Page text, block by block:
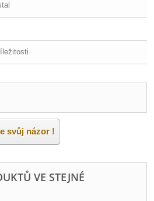
svůj názor !
VE STEJNÉ